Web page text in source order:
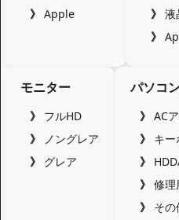
Apple
液
モニター
フルHD
ノングレア
グレア
パソコ
AC
キ
修理
その